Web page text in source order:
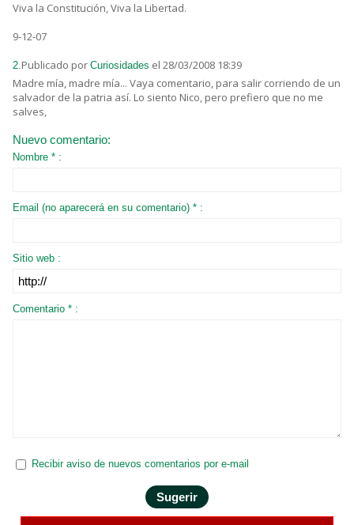
Viva la Constitución, Viva la Libertad.
9-12-07
2.Publicado por Curiosidades el 28/03/2008 18:39
Madre mía, madre mía... Vaya comentario, para salir corriendo de un
salvador de la patria así. Lo siento Nico, pero prefiero que no me
salves,
Nuevo comentario:
Nombre * :
Email (no aparecerá en su comentario) * :
Sitio web :
Comentario * :
Recibir aviso de nuevos comentarios por e-mail